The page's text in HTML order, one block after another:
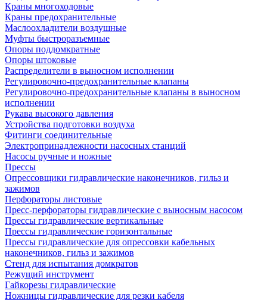
Краны многоходовые
Краны предохранительные
Маслоохладители воздушные
Муфты быстроразъемные
Опоры поддомкратные
Опоры штоковые
Распределители в выносном исполнении
Регулировочно-предохранительные клапаны
Регулировочно-предохранительные клапаны в выносном
исполнении
Рукава высокого давления
Устройства подготовки воздуха
Фитинги соединительные
Электропринадлежности насосных станций
Насосы ручные и ножные
Прессы
Опрессовщики гидравлические наконечников, гильз и
зажимов
Перфораторы листовые
Пресс-перфораторы гидравлические с выносным насосом
Прессы гидравлические вертикальные
Прессы гидравлические горизонтальные
Прессы гидравлические для опрессовки кабельных
наконечников, гильз и зажимов
Стенд для испытания домкратов
Режущий инструмент
Гайкорезы гидравлические
Ножницы гидравлические для резки кабеля